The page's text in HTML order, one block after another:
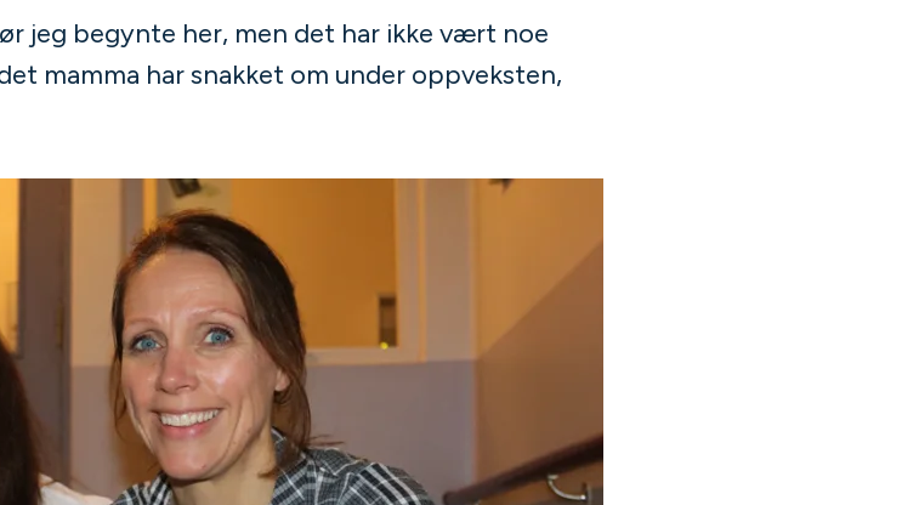
jeg begynte her, men det har ikke vært noe
mamma har snakket om under oppveksten,